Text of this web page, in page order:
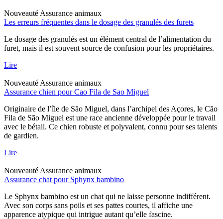
Nouveauté Assurance animaux
Les erreurs fréquentes dans le dosage des granulés des furets
Le dosage des granulés est un élément central de l’alimentation du
furet, mais il est souvent source de confusion pour les propriétaires.
Lire
Nouveauté Assurance animaux
Assurance chien pour Cao Fila de Sao Miguel
Originaire de l’île de São Miguel, dans l’archipel des Açores, le Cão
Fila de São Miguel est une race ancienne développée pour le travail
avec le bétail. Ce chien robuste et polyvalent, connu pour ses talents
de gardien.
Lire
Nouveauté Assurance animaux
Assurance chat pour Sphynx bambino
Le Sphynx bambino est un chat qui ne laisse personne indifférent.
Avec son corps sans poils et ses pattes courtes, il affiche une
apparence atypique qui intrigue autant qu’elle fascine.